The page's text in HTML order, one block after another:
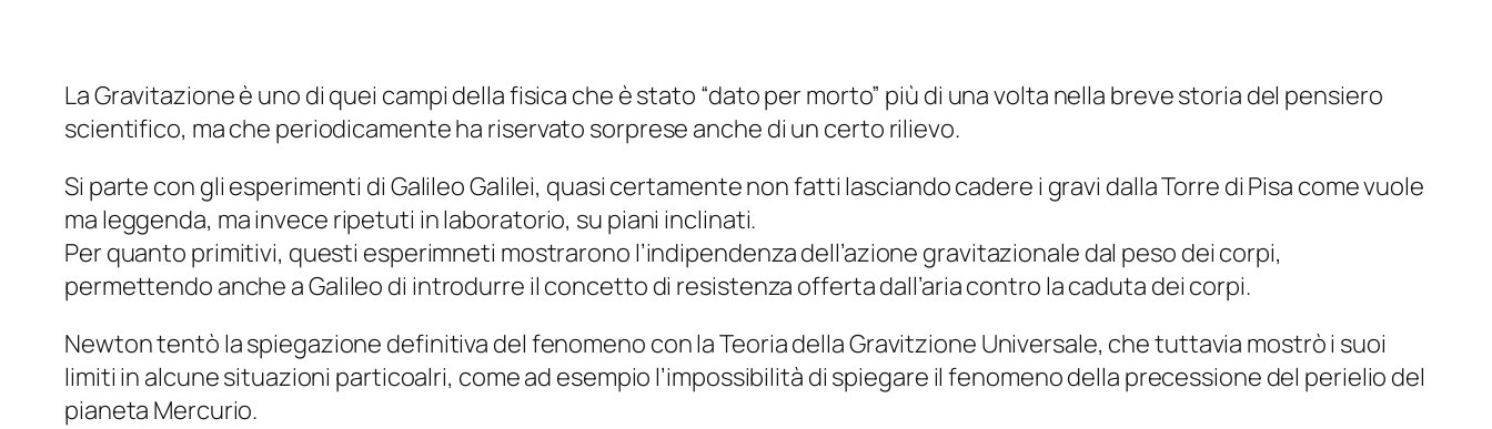
La Gravitazione è uno di quei campi della fisica che è stato “dato per morto” più di una volta nella breve storia del pensiero
scientifico, ma che periodicamente ha riservato sorprese anche di un certo rilievo.
Si parte con gli esperimenti di Galileo Galilei, quasi certamente non fatti lasciando cadere i gravi dalla Torre di Pisa come vuole
ma leggenda, ma invece ripetuti in laboratorio, su piani inclinati.
Per quanto primitivi, questi esperimneti mostrarono l’indipendenza dell’azione gravitazionale dal peso dei corpi,
permettendo anche a Galileo di introdurre il concetto di resistenza offerta dall’aria contro la caduta dei corpi.
Newton tentò la spiegazione definitiva del fenomeno con la Teoria della Gravitzione Universale, che tuttavia mostrò i suoi
limiti in alcune situazioni particoalri, come ad esempio l’impossibilità di spiegare il fenomeno della precessione del perielio del
pianeta Mercurio.